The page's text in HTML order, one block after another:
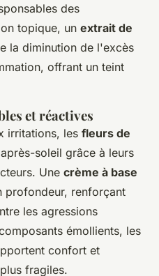
des
topique, un extrait de
la diminution de l'excès
offrant un teint
et réactives
irritations, les fleurs de
soleil grâce à leurs
Une crème à base
profondeur, renforçant
les agressions
émollients, les
confort et
fragiles.